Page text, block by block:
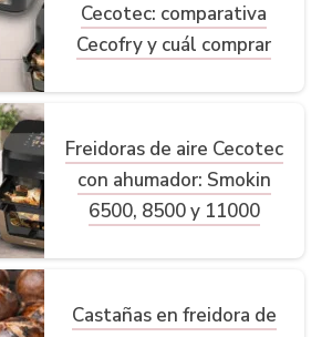
Cecotec: comparativa
Cecofry y cuál comprar
Freidoras de aire Cecotec
con ahumador: Smokin
6500, 8500 y 11000
Castañas en freidora de